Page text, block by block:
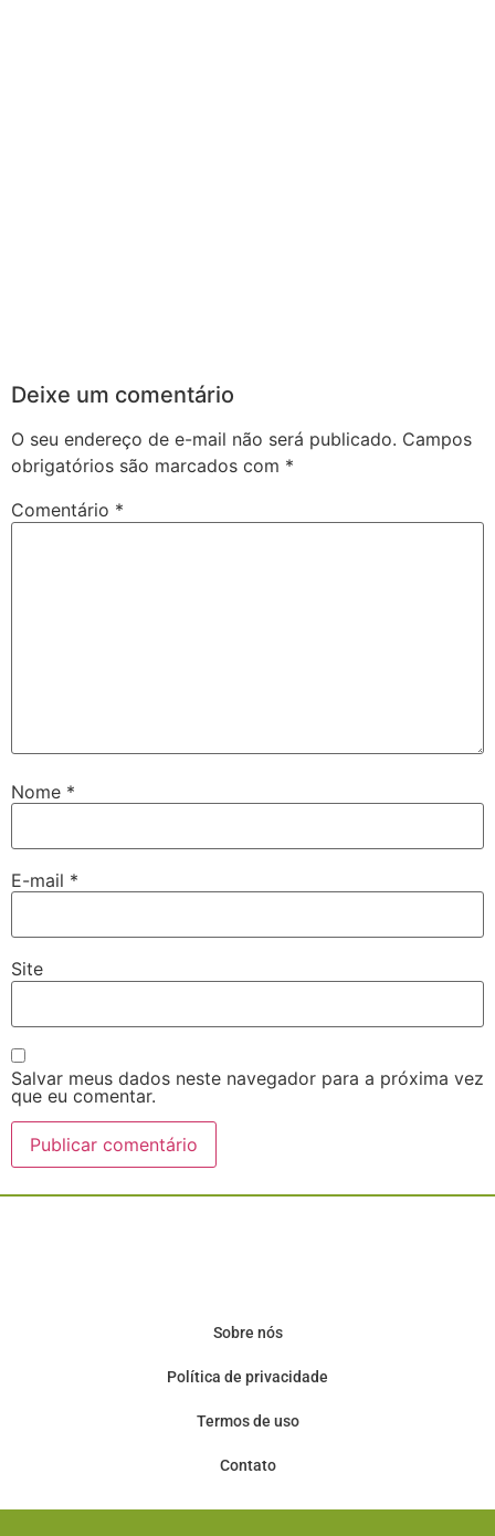
Deixe um comentário
O seu endereço de e-mail não será publicado. Campos
obrigatórios são marcados com *
Comentário *
Nome *
E-mail *
Site
Salvar meus dados neste navegador para a próxima vez
que eu comentar.
Sobre nós
Política de privacidade
Termos de uso
Contato